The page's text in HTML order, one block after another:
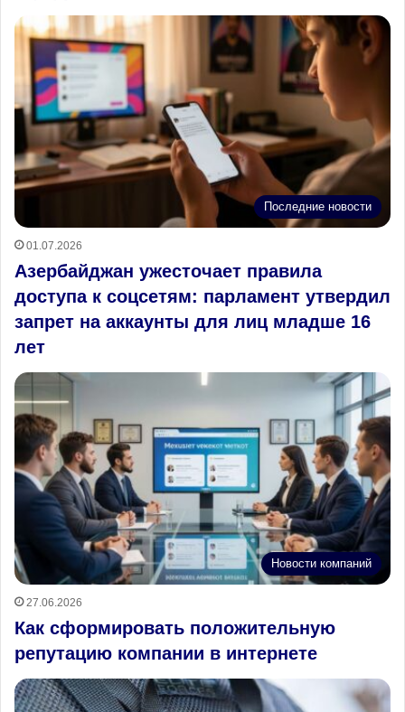
Последние новости
01.07.2026
Азербайджан ужесточает правила
доступа к соцсетям: парламент утвердил
запрет на аккаунты для лиц младше 16
лет
Новости компаний
27.06.2026
Как сформировать положительную
репутацию компании в интернете